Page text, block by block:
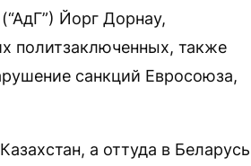
Йорг Дорнау,
политзаключенных, также
санкций Евросоюза,
а оттуда в Беларусь